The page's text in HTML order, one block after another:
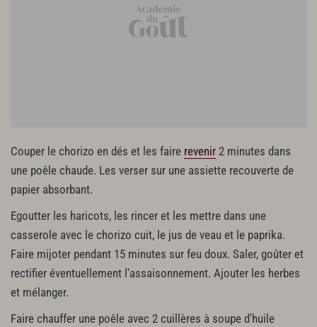
Couper le chorizo en dés et les faire revenir 2 minutes dans
une poêle chaude. Les verser sur une assiette recouverte de
papier absorbant.
Egoutter les haricots, les rincer et les mettre dans une
casserole avec le chorizo cuit, le jus de veau et le paprika.
Faire mijoter pendant 15 minutes sur feu doux. Saler, goûter et
rectifier éventuellement l'assaisonnement. Ajouter les herbes
et mélanger.
Faire chauffer une poêle avec 2 cuillères à soupe d'huile